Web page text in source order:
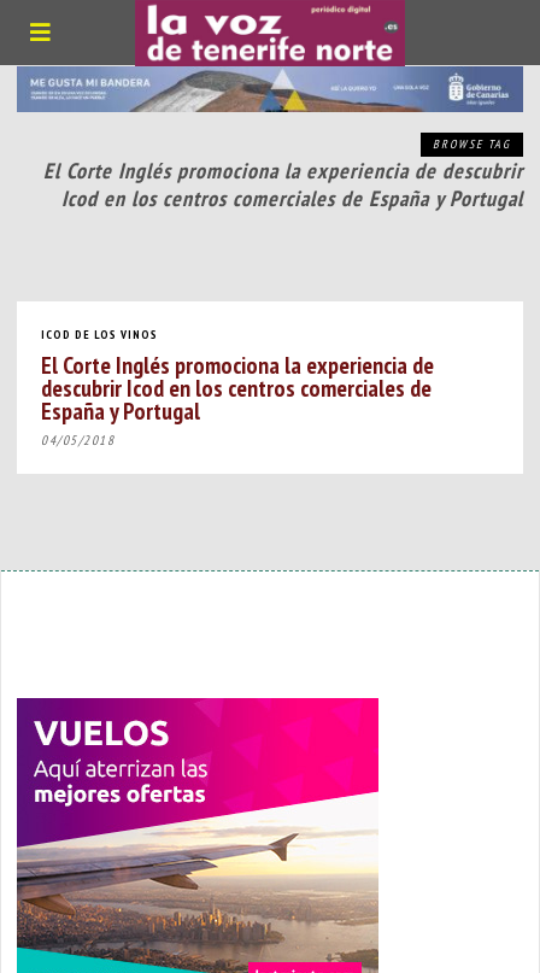
BROWSE TAG
El Corte Inglés promociona la experiencia de descubrir
Icod en los centros comerciales de España y Portugal
ICOD DE LOS VINOS
El Corte Inglés promociona la experiencia de
descubrir Icod en los centros comerciales de
España y Portugal
04/05/2018